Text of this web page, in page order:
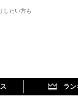
したい方も
ラ